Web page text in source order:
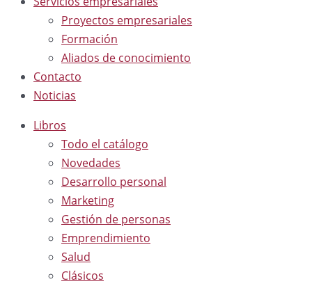
Proyectos empresariales
Formación
Aliados de conocimiento
Contacto
Noticias
Libros
Todo el catálogo
Novedades
Desarrollo personal
Marketing
Gestión de personas
Emprendimiento
Salud
Clásicos